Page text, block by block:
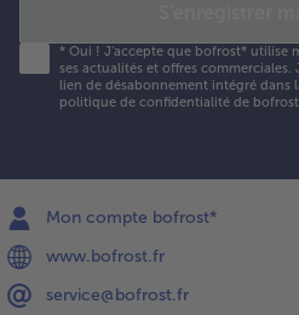
* Oui ! J'accepte que bofrost* utilise
ses actualités et offres
lien de désabonnement intégré dans
politique de confidentialité de
Mon compte bofrost*
www.bofrost.fr
service@bofrost.fr